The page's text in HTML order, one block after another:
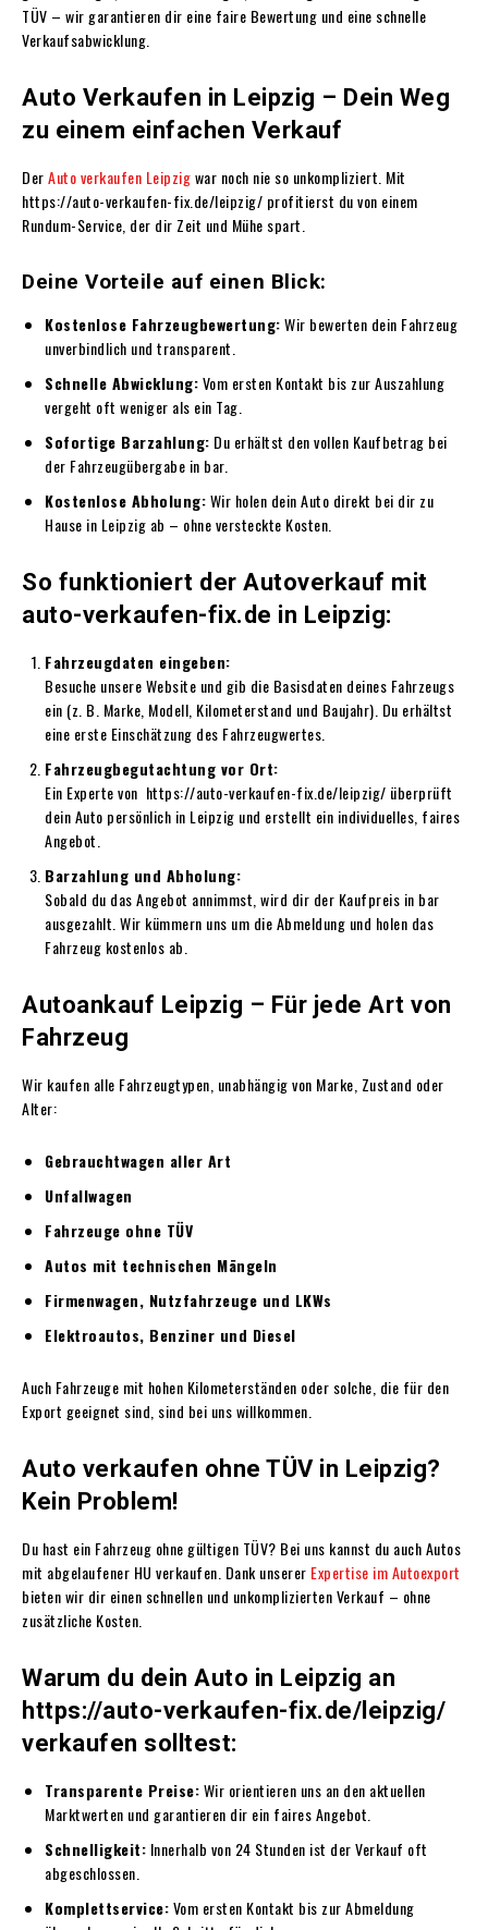
TÜV – wir garantieren dir eine faire Bewertung und eine schnelle
Verkaufsabwicklung.
Auto Verkaufen in Leipzig – Dein Weg
zu einem einfachen Verkauf
DerAuto verkaufen Leipzigwar noch nie so unkompliziert. Mit
https://auto-verkaufen-fix.de/leipzig/ profitierst du von einem
Rundum-Service, der dir Zeit und Mühe spart.
Deine Vorteile auf einen Blick:
Kostenlose Fahrzeugbewertung:Wir bewerten dein Fahrzeug
unverbindlich und transparent.
Schnelle Abwicklung:Vom ersten Kontakt bis zur Auszahlung
vergeht oft weniger als ein Tag.
Sofortige Barzahlung: Du erhältst den vollen Kaufbetrag bei
der Fahrzeugübergabe in bar.
Kostenlose Abholung:Wir holen dein Auto direkt bei dir zu
Hause in Leipzig ab – ohne versteckte Kosten.
So funktioniert der Autoverkauf mit
auto-verkaufen-fix.de in Leipzig:
Fahrzeugdaten eingeben:
Besuche unsere Website und gib die Basisdaten deines Fahrzeugs
ein (z. B. Marke, Modell, Kilometerstand und Baujahr). Du erhältst
eine erste Einschätzung des Fahrzeugwertes.
Fahrzeugbegutachtung vor Ort:
Ein Experte von https://auto-verkaufen-fix.de/leipzig/ überprüft
dein Auto persönlich in Leipzig und erstellt ein individuelles, faires
Angebot.
Barzahlung und Abholung:
Sobald du das Angebot annimmst, wird dir der Kaufpreis in bar
ausgezahlt. Wir kümmern uns um die Abmeldung und holen das
Fahrzeug kostenlos ab.
Autoankauf Leipzig – Für jede Art von
Fahrzeug
Wir kaufen alle Fahrzeugtypen, unabhängig von Marke, Zustand oder
Alter:
Gebrauchtwagen aller Art
Unfallwagen
Fahrzeuge ohne TÜV
Autos mit technischen Mängeln
Firmenwagen, Nutzfahrzeuge und LKWs
Elektroautos, Benziner und Diesel
Auch Fahrzeuge mit hohen Kilometerständen oder solche, die für den
Export geeignet sind, sind bei uns willkommen.
Auto verkaufen ohne TÜV in Leipzig?
Kein Problem!
Du hast ein Fahrzeug ohne gültigen TÜV? Bei uns kannst du auch Autos
mit abgelaufener HU verkaufen. Dank unserer Expertise im Autoexport
bieten wir dir einen schnellen und unkomplizierten Verkauf – ohne
zusätzliche Kosten.
Warum du dein Auto in Leipzig an
https://auto-verkaufen-fix.de/leipzig/
verkaufen solltest:
Transparente Preise:Wir orientieren uns an den aktuellen
Marktwerten und garantieren dir ein faires Angebot.
Schnelligkeit: Innerhalb von 24 Stunden ist der Verkauf oft
abgeschlossen.
Komplettservice:Vom ersten Kontakt bis zur Abmeldung